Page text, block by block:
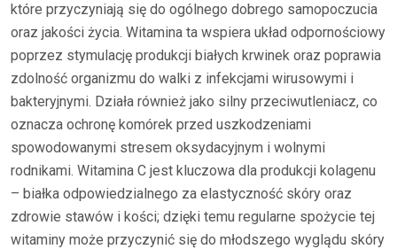
które przyczyniają się do ogólnego dobrego samopoczucia
oraz jakości życia. Witamina ta wspiera układ odpornościowy
poprzez stymulację produkcji białych krwinek oraz poprawia
zdolność organizmu do walki z infekcjami wirusowymi i
bakteryjnymi. Działa również jako silny przeciwutleniacz, co
oznacza ochronę komórek przed uszkodzeniami
spowodowanymi stresem oksydacyjnym i wolnymi
rodnikami. Witamina C jest kluczowa dla produkcji kolagenu
– białka odpowiedzialnego za elastyczność skóry oraz
zdrowie stawów i kości; dzięki temu regularne spożycie tej
witaminy może przyczynić się do młodszego wyglądu skóry